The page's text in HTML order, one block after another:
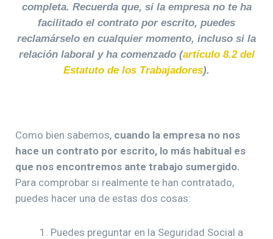
completa. Recuerda que, si la empresa no te ha
facilitado el contrato por escrito, puedes
reclamárselo en cualquier momento, incluso si la
relación laboral y ha comenzado (artículo 8.2 del
Estatuto de los Trabajadores).
Como bien sabemos, cuando la empresa no nos
hace un contrato por escrito, lo más habitual es
que nos encontremos ante trabajo sumergido.
Para comprobar si realmente te han contratado,
puedes hacer una de estas dos cosas:
1. Puedes preguntar en la Seguridad Social a